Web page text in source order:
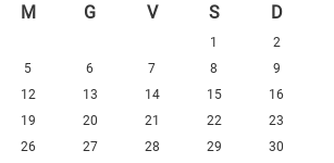
M G V S D
1
2
5 6 7 8
9
12 13 14 15
16
19 20 21 22
23
26 27 28 29
30